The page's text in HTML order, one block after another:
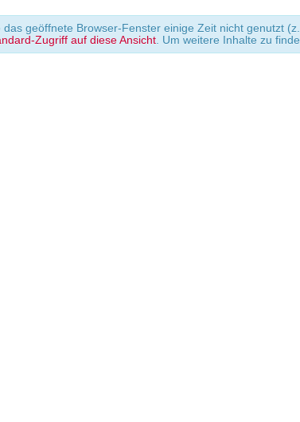
geöffnete Browser-Fenster einige Zeit nicht genutzt
Zugriff auf diese Ansicht. Um weitere Inhalte zu